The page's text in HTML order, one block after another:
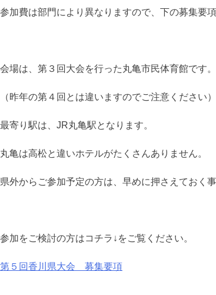
参加費は部門により異なりますので、下の募集要
会場は、第３回大会を行った丸亀市民体育館です。
（昨年の第４回とは違いますのでご注意ください）
最寄り駅は、JR丸亀駅となります。
丸亀は高松と違いホテルがたくさんありません。
県外からご参加予定の方は、早めに押さえておく
参加をご検討の方はコチラ↓をご覧ください。
第５回香川県大会 募集要項